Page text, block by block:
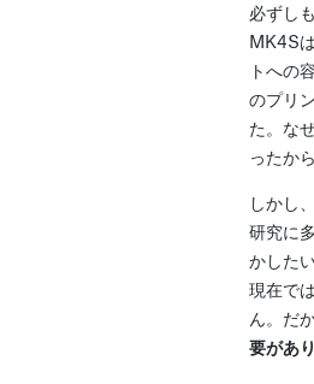
必ずし
MK4S
トへの
のプリ
た。な
ったか
しかし
研究に
かした
現在で
ん。だ
要があ